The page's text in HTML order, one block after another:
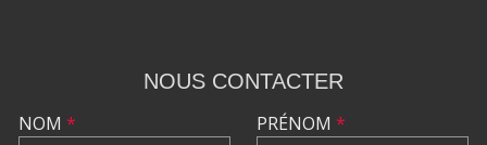
NOUS CONTACTER
NOM * PRÉNOM *